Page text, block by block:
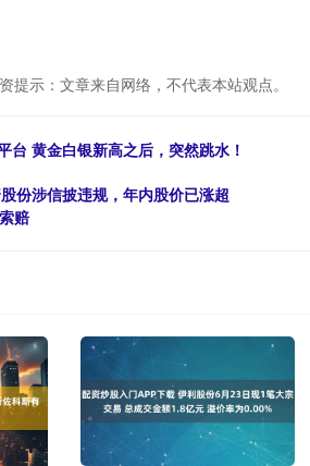
提示：文章来自网络，不代表本站观点。
台 黄金白银新高之后，突然跳水！
份涉信披违规，年内股价已涨超
赔